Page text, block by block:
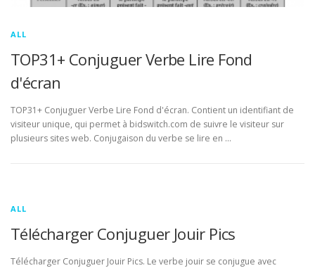
ALL
TOP31+ Conjuguer Verbe Lire Fond
d'écran
TOP31+ Conjuguer Verbe Lire Fond d'écran. Contient un identifiant de
visiteur unique, qui permet à bidswitch.com de suivre le visiteur sur
plusieurs sites web. Conjugaison du verbe se lire en …
ALL
Télécharger Conjuguer Jouir Pics
Télécharger Conjuguer Jouir Pics. Le verbe jouir se conjugue avec